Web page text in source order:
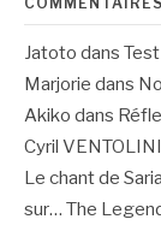
Jatoto dans
Marjorie dans
Akiko dans
Cyril VENTOLINI
Le chant de
sur… The